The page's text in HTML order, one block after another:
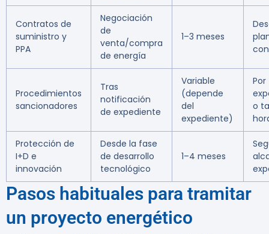
Contratos de
suministro y
PPA
Negociación
de
venta/compra
de energía
1–3 meses
Procedimientos
sancionadores
Tras
notificación
de expediente
Variable
(depende
del
expediente)
Por
o
Protección de
I+D e
innovación
Desde la fase
de desarrollo
tecnológico
1–4 meses
Pasos habituales para tramitar
un proyecto energético